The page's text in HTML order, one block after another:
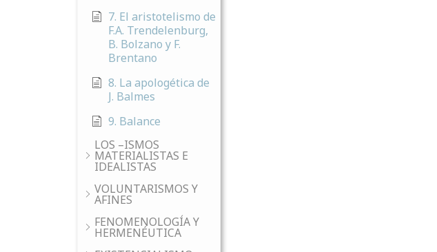
7. El aristotelismo de
F.A. Trendelenburg,
B. Bolzano y F.
Brentano
8. La apologética de
J. Balmes
9. Balance
LOS –ISMOS
MATERIALISTAS E
IDEALISTAS
VOLUNTARISMOS Y
AFINES
FENOMENOLOGÍA Y
HERMENÉUTICA